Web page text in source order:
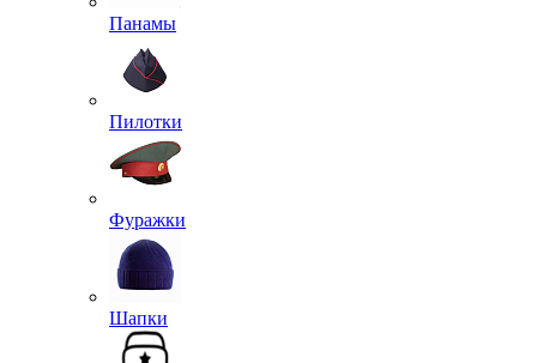
Панамы
Пилотки
Фуражки
Шапки